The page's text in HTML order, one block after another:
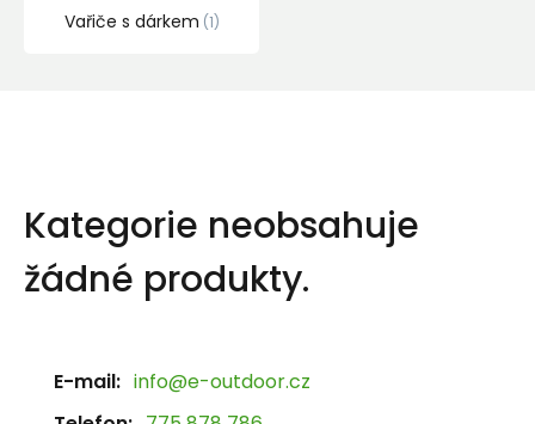
Vařiče s dárkem 1
Kategorie neobsahuje
žádné produkty.
E-mail: info@e-outdoor.cz